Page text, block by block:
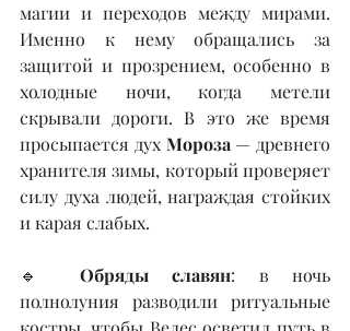
магии и переходов между мирами.
Именно к нему обращались за
защитой и прозрением, особенно в
холодные ночи, когда метели
скрывали дороги. В это же время
просыпается дух Мороза — древнего
хранителя зимы, который проверяет
силу духа людей, награждая стойких
и карая слабых.
🔹 Обряды славян: в ночь
полнолуния разводили ритуальные